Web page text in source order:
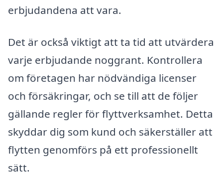
erbjudandena att vara.
Det är också viktigt att ta tid att utvärdera
varje erbjudande noggrant. Kontrollera
om företagen har nödvändiga licenser
och försäkringar, och se till att de följer
gällande regler för flyttverksamhet. Detta
skyddar dig som kund och säkerställer att
flytten genomförs på ett professionellt
sätt.